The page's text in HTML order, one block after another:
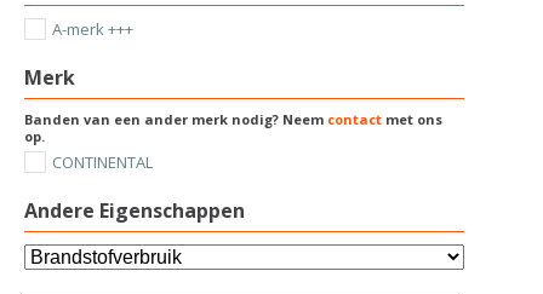
A-merk +++
Merk
Banden van een ander merk nodig? Neem contact met ons
op.
CONTINENTAL
Andere Eigenschappen